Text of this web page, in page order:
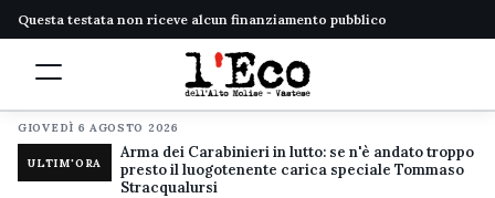
Questa testata non riceve alcun finanziamento pubblico
GIOVEDÌ 6 AGOSTO 2026
ULTIM'ORA
Arma dei Carabinieri in lutto: se n'è andato troppo
presto il luogotenente carica speciale Tommaso
Stracqualursi